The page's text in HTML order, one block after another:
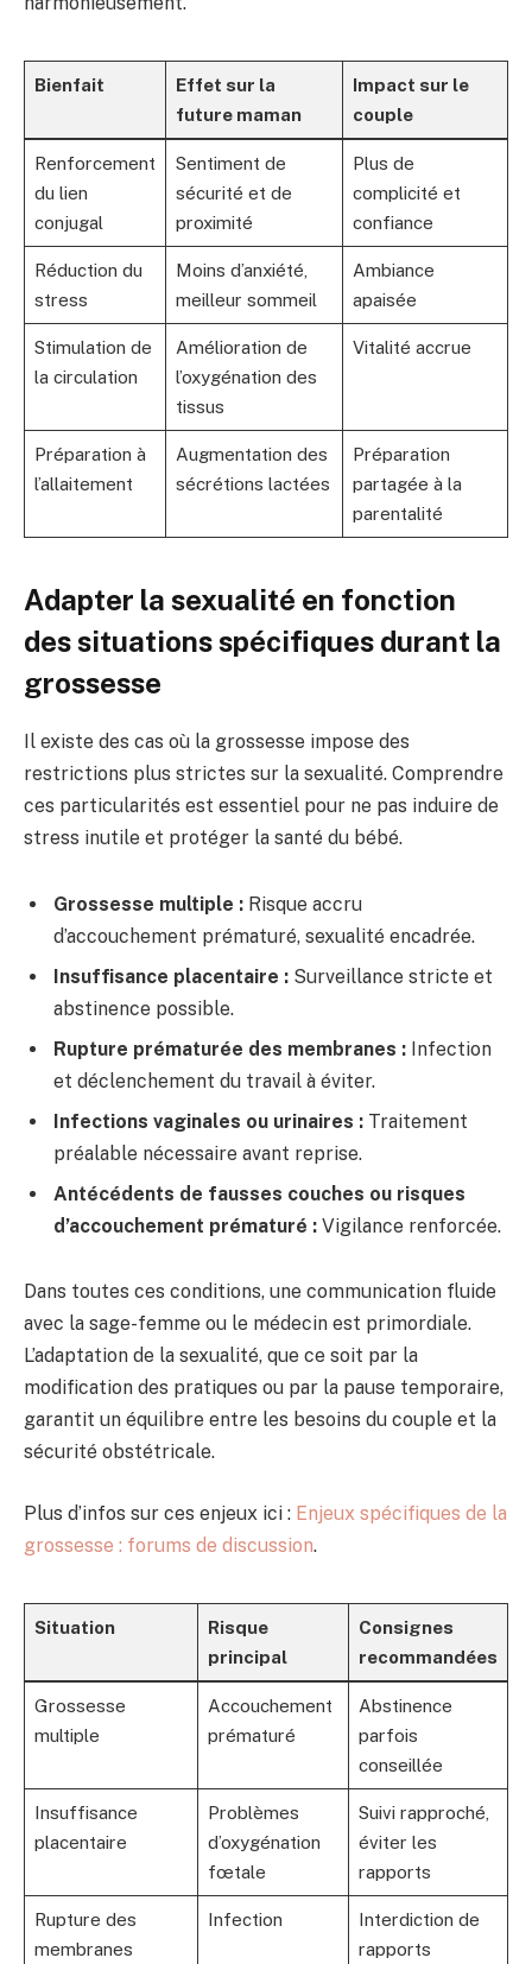
Bienfait
Effet sur la
future maman
Impact sur le
couple
Renforcement
du lien
conjugal
Sentiment de
sécurité et de
proximité
Plus de
complicité et
confiance
Réduction du
stress
Moins d’anxiété,
meilleur sommeil
Ambiance
apaisée
Stimulation de
la circulation
Amélioration de
l’oxygénation des
tissus
Vitalité accrue
Préparation à
l’allaitement
Augmentation des
sécrétions lactées
Préparation
partagée à la
parentalité
Adapter la sexualité en fonction
des situations spécifiques durant la
grossesse
Il existe des cas où la grossesse impose des
restrictions plus strictes sur la sexualité. Comprendre
ces particularités est essentiel pour ne pas induire de
stress inutile et protéger la santé du bébé.
Grossesse multiple : Risque accru
d’accouchement prématuré, sexualité encadrée.
Insuffisance placentaire : Surveillance stricte et
abstinence possible.
Rupture prématurée des membranes : Infection
et déclenchement du travail à éviter.
Infections vaginales ou urinaires : Traitement
préalable nécessaire avant reprise.
Antécédents de fausses couches ou risques
d’accouchement prématuré : Vigilance renforcée.
Dans toutes ces conditions, une communication fluide
avec la sage-femme ou le médecin est primordiale.
L’adaptation de la sexualité, que ce soit par la
modification des pratiques ou par la pause temporaire,
garantit un équilibre entre les besoins du couple et la
sécurité obstétricale.
Plus d’infos sur ces enjeux ici : Enjeux spécifiques de la
grossesse : forums de discussion.
Situation
Risque
principal
Consignes
recommandées
Grossesse
multiple
Accouchement
prématuré
Abstinence
parfois
conseillée
Insuffisance
placentaire
Problèmes
d’oxygénation
fœtale
Suivi rapproché,
éviter les
rapports
Rupture des
membranes
Infection
Interdiction de
rapports